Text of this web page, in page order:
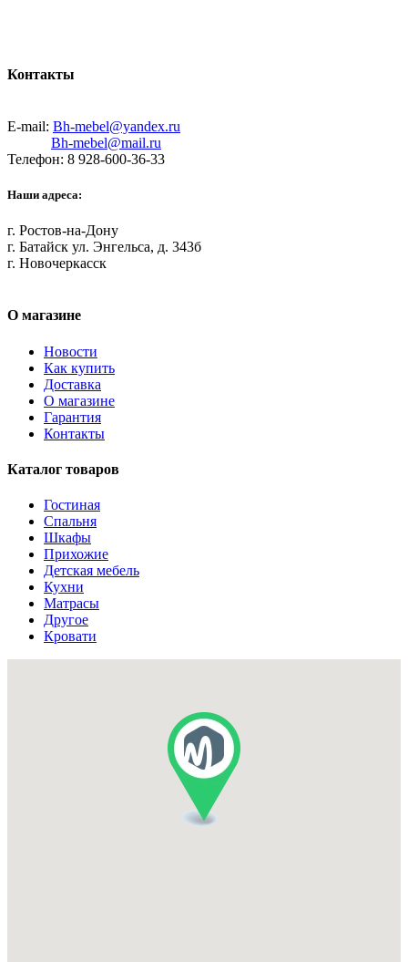
Контакты
E-mail: Bh-mebel@yandex.ru
Bh-mebel@mail.ru
Телефон: 8 928-600-36-33
Наши адреса:
г. Ростов-на-Дону
г. Батайск ул. Энгельса, д. 343б
г. Новочеркасск
О магазине
Новости
Как купить
Доставка
О магазине
Гарантия
Контакты
Каталог товаров
Гостиная
Спальня
Шкафы
Прихожие
Детская мебель
Кухни
Матрасы
Другое
Кровати